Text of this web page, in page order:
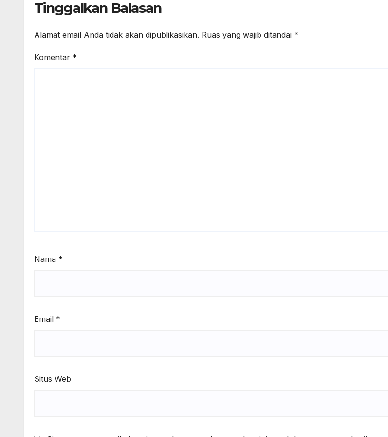
Tinggalkan Balasan
Alamat email Anda tidak akan dipublikasikan. Ruas yang wajib ditandai *
Komentar *
Nama *
Email *
Situs Web